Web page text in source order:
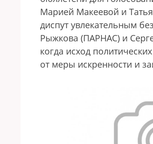
Марией Макеевой и
диспут увлекательным
Рыжкова (ПАРНАС) и
когда исход
от меры искренности и